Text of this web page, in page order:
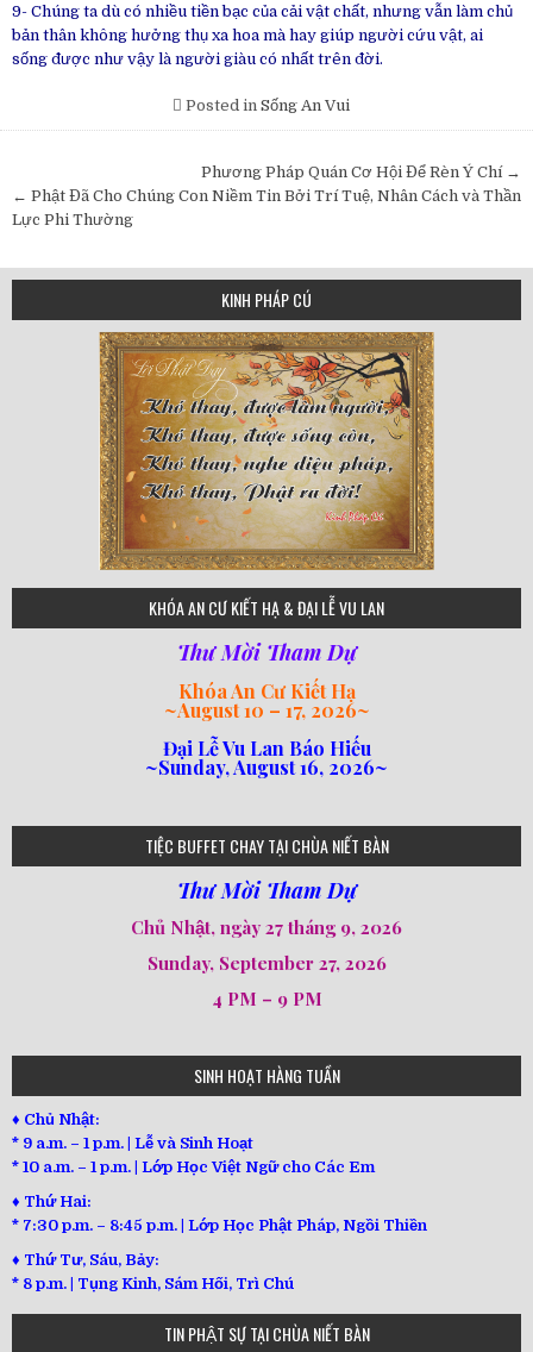
9- Chúng ta dù có nhiều tiền bạc của cải vật chất, nhưng vẫn làm chủ
bản thân không hưởng thụ xa hoa mà hay giúp người cứu vật, ai
sống được như vậy là người giàu có nhất trên đời.
Posted in Sống An Vui
navigation
Phương Pháp Quán Cơ Hội Để Rèn Ý Chí →
← Phật Đã Cho Chúng Con Niềm Tin Bởi Trí Tuệ, Nhân Cách và Thần
Lực Phi Thường
KINH PHÁP CÚ
75
80
78
77
82
92
93
94
95
98
641
182
101
loipha2
loipha4
loipha1
loipha5
loipha7
loipha8
loipha10
loipha9
loi-phat-day
loipha15
loipha13
KHÓA AN CƯ KIẾT HẠ & ĐẠI LỄ VU LAN
Thư Mời Tham Dự
Khóa An Cư Kiết Hạ
~August 10 – 17, 2026~
Đại Lễ Vu Lan Báo Hiếu
~Sunday, August 16, 2026~
TIỆC BUFFET CHAY TẠI CHÙA NIẾT BÀN
Thư Mời Tham Dự
Chủ Nhật, ngày 27 tháng 9, 2026
Sunday, September 27, 2026
4 PM – 9 PM
SINH HOẠT HÀNG TUẦN
♦ Chủ Nhật:
* 9 a.m. – 1 p.m. | Lễ và Sinh Hoạt
* 10 a.m. – 1 p.m. | Lớp Học Việt Ngữ cho Các Em
♦ Thứ Hai:
* 7:30 p.m. – 8:45 p.m. | Lớp Học Phật Pháp, Ngồi Thiền
♦ Thứ Tư, Sáu, Bảy:
* 8 p.m. | Tụng Kinh, Sám Hối, Trì Chú
TIN PHẬT SỰ TẠI CHÙA NIẾT BÀN